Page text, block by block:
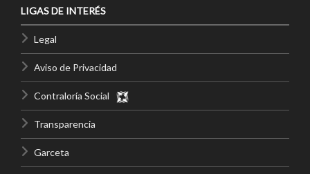
LIGAS DE INTERÉS
Legal
Aviso de Privacidad
Contraloría Social
Transparencia
Garceta